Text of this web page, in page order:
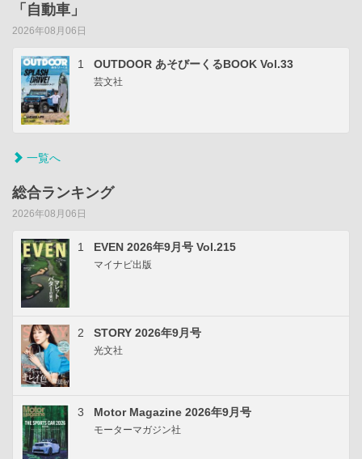
「自動車」
2026年08月06日
1 OUTDOOR あそびーくるBOOK Vol.33
芸文社
一覧へ
総合ランキング
2026年08月06日
1 EVEN 2026年9月号 Vol.215
マイナビ出版
2 STORY 2026年9月号
光文社
3 Motor Magazine 2026年9月号
モーターマガジン社